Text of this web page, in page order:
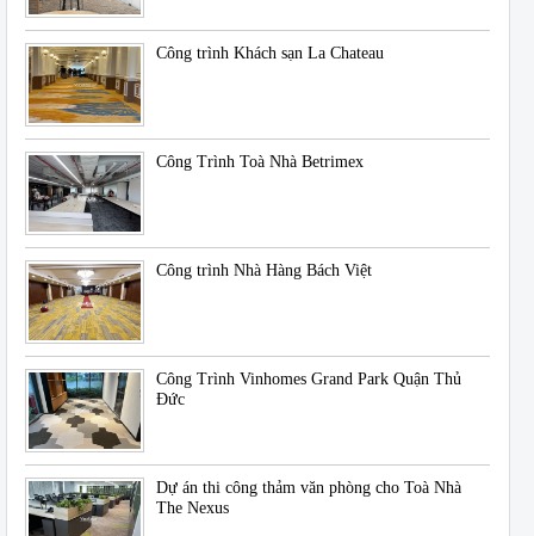
Công trình Khách sạn La Chateau
Công Trình Toà Nhà Betrimex
Công trình Nhà Hàng Bách Việt
Công Trình Vinhomes Grand Park Quận Thủ
Đức
Dự án thi công thảm văn phòng cho Toà Nhà
The Nexus